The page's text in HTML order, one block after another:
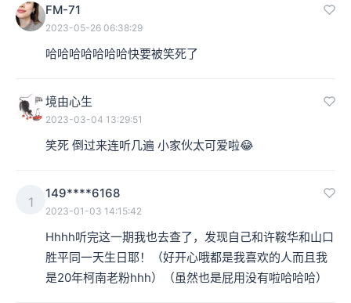
FM-71
2023-05-26 06:38:29
哈哈哈哈哈哈哈快要被笑死了
境由心生
2023-03-04 13:29:51
笑死 倒过来连听几遍 小家伙太可爱啦😂
1
149****6168
2023-01-03 14:15:42
Hhhh听完这一期我也去查了，发现自己和许鞍华和山口
胜平同一天生日耶！（好开心哦都是我喜欢的人而且我
是20年柯南老粉hhh）（虽然也是屁用没有啦哈哈哈）